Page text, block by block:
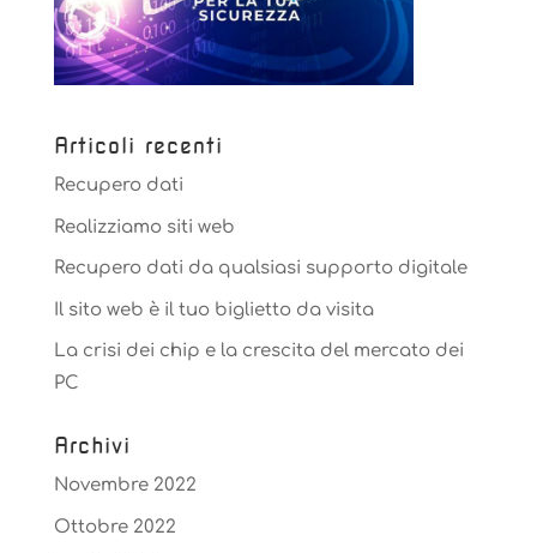
Articoli recenti
Recupero dati
Realizziamo siti web
Recupero dati da qualsiasi supporto digitale
Il sito web è il tuo biglietto da visita
La crisi dei chip e la crescita del mercato dei
PC
Archivi
Novembre 2022
Ottobre 2022